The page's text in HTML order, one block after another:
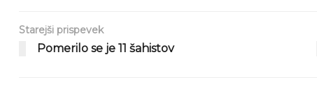
Starejši prispevek
Pomerilo se je 11 šahistov